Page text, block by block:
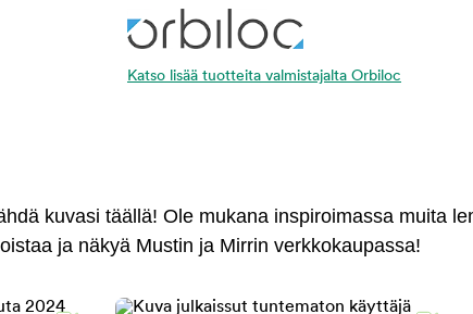
Katso lisää tuotteita valmistajalta Orbiloc
kuvasi täällä! Ole mukana inspiroimassa muita
ja näkyä Mustin ja Mirrin verkkokaupassa!